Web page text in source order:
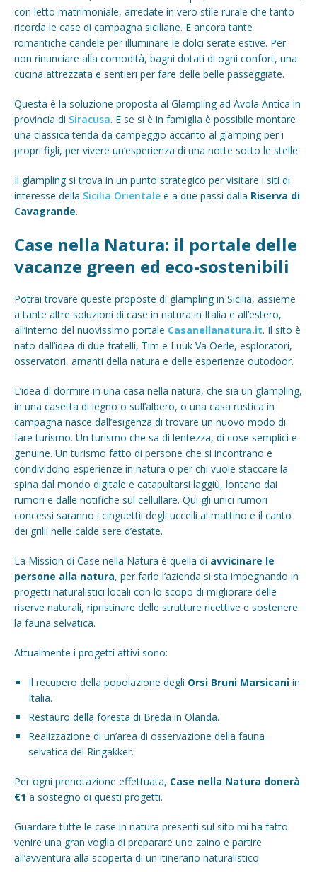
con letto matrimoniale, arredate in vero stile rurale che tanto
ricorda le case di campagna siciliane. E ancora tante
romantiche candele per illuminare le dolci serate estive. Per
non rinunciare alla comodità, bagni dotati di ogni confort, una
cucina attrezzata e sentieri per fare delle belle passeggiate.
Questa è la soluzione proposta al Glampling ad Avola Antica in
provincia di Siracusa. E se si è in famiglia è possibile montare
una classica tenda da campeggio accanto al glamping per i
propri figli, per vivere un’esperienza di una notte sotto le stelle.
Il glampling si trova in un punto strategico per visitare i siti di
interesse della Sicilia Orientale e a due passi dalla Riserva di
Cavagrande.
Case nella Natura: il portale delle
vacanze green ed eco-sostenibili
Potrai trovare queste proposte di glampling in Sicilia, assieme
a tante altre soluzioni di case in natura in Italia e all’estero,
all’interno del nuovissimo portale Casanellanatura.it. Il sito è
nato dall’idea di due fratelli, Tim e Luuk Va Oerle, esploratori,
osservatori, amanti della natura e delle esperienze outodoor.
L’idea di dormire in una casa nella natura, che sia un glampling,
in una casetta di legno o sull’albero, o una casa rustica in
campagna nasce dall’esigenza di trovare un nuovo modo di
fare turismo. Un turismo che sa di lentezza, di cose semplici e
genuine. Un turismo fatto di persone che si incontrano e
condividono esperienze in natura o per chi vuole staccare la
spina dal mondo digitale e catapultarsi laggiù, lontano dai
rumori e dalle notifiche sul cellullare. Qui gli unici rumori
concessi saranno i cinguettii degli uccelli al mattino e il canto
dei grilli nelle calde sere d’estate.
La Mission di Case nella Natura è quella di avvicinare le
persone alla natura, per farlo l’azienda si sta impegnando in
progetti naturalistici locali con lo scopo di migliorare delle
riserve naturali, ripristinare delle strutture ricettive e sostenere
la fauna selvatica.
Attualmente i progetti attivi sono:
Il recupero della popolazione degli Orsi Bruni Marsicani in
Italia.
Restauro della foresta di Breda in Olanda.
Realizzazione di un’area di osservazione della fauna
selvatica del Ringakker.
Per ogni prenotazione effettuata, Case nella Natura donerà
€1 a sostegno di questi progetti.
Guardare tutte le case in natura presenti sul sito mi ha fatto
venire una gran voglia di preparare uno zaino e partire
all’avventura alla scoperta di un itinerario naturalistico.